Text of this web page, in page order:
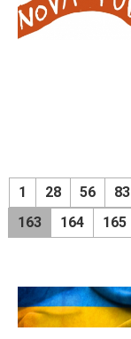
1 28 56 83
163
164 165